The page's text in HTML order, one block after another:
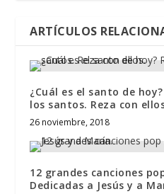
ARTÍCULOS
¿Cuál es el santo de
los santos. Reza con
26 noviembre, 2018
12 grandes canciones
Dedicadas a Jesús y a